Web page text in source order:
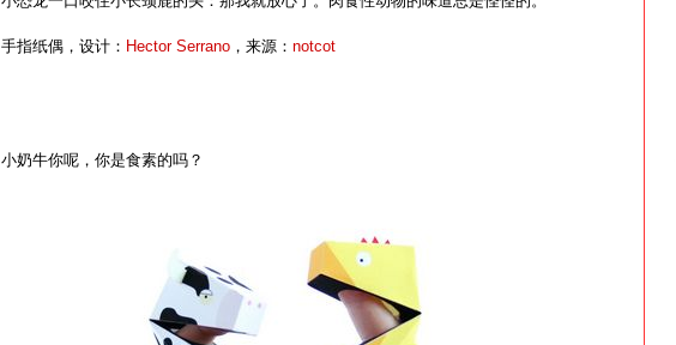
手指纸偶，设计： Hector Serrano，来源： notcot
小奶牛你呢，你是食素的吗？